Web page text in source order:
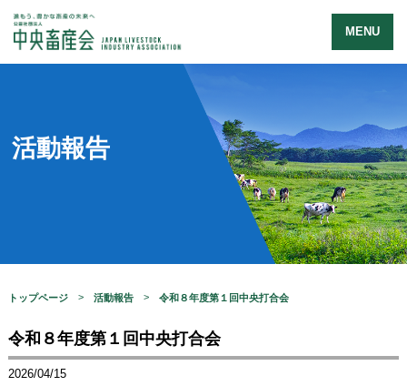
MENU
活動報告
トップページ 活動報告 令和８年度第１回中央打合会
令和８年度第１回中央打合会
2026/04/15